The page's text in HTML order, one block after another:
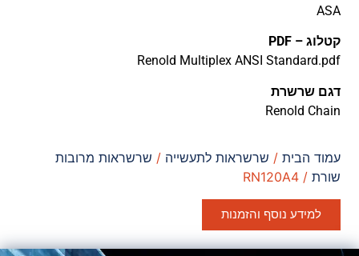
ASA
קטלוג – PDF
Renold Multiplex ANSI Standard.pdf
דגם שרשרת
Renold Chain
עמוד הבית / שרשראות לתעשייה / שרשראות מרובות
שורת / RN120A4
למידע נוסף והזמנות